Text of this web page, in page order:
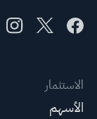
الاستثمار
الأسهم